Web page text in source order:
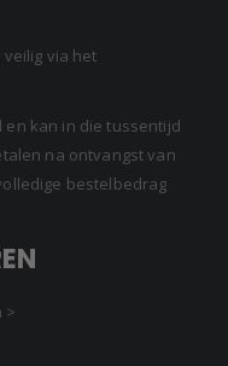
via het
kan in die tussentijd
na ontvangst van
bestelbedrag
>